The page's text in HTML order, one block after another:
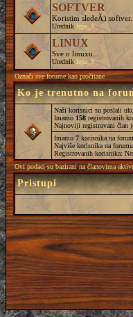
SOFTVER
Koristim sledeĂ¦i
Urednik lepa_S
LINUX
Sve o linuxu...
Urednik lepa_S
Označi sve forume kao pročitane
Ko je trenutno na
Naši korisnici su poslali
Imamo 158 registrovanih
Najnoviji registrovani član
Imamo 7 korisnika na
Najviše korisnika na
Registrovanih korisnika:
Ovi podaci su bazirani na članovima
Pristupi